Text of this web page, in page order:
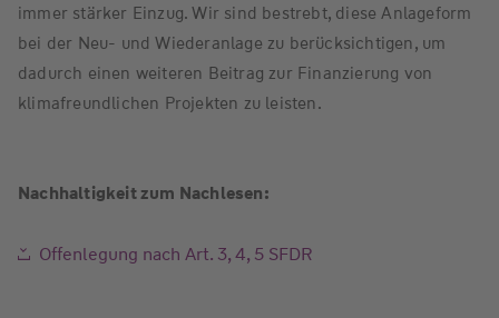
immer stärker Einzug. Wir sind bestrebt, diese Anlageform
bei der Neu- und Wiederanlage zu berücksichtigen, um
dadurch einen weiteren Beitrag zur Finanzierung von
klimafreundlichen Projekten zu leisten.
Nachhaltigkeit zum Nachlesen:
Offenlegung nach Art. 3, 4, 5 SFDR